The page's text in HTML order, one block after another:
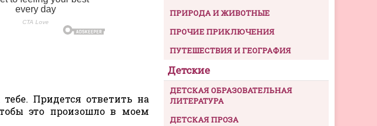
Придется ответить на
это произошло в моем
ПРИРОДА И ЖИВОТНЫЕ
ПРОЧИЕ ПРИКЛЮЧЕНИЯ
ПУТЕШЕСТВИЯ И ГЕОГРАФИЯ
Детские
ДЕТСКАЯ ОБРАЗОВАТЕЛЬНАЯ
ЛИТЕРАТУРА
ДЕТСКАЯ ПРОЗА